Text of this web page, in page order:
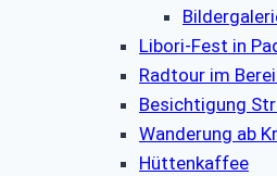
Libori-Fest in
Radtour im
Besichtigung
Wanderung ab
Hüttenkaffee